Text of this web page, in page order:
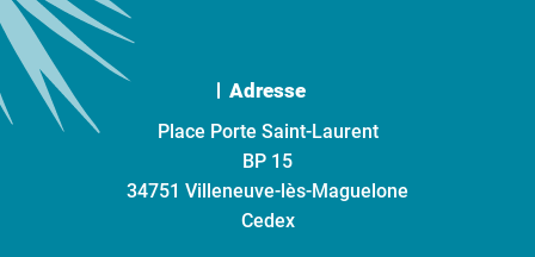
Adresse
Place Porte Saint-Laurent
BP 15
34751 Villeneuve-lès-Maguelone
Cedex